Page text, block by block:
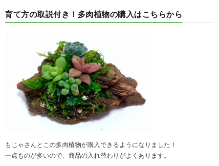
育て方の取説付き！多肉植物の購入はこちらから
もじゃさんとこの多肉植物が購入できるようになりました！
一点ものが多いので、商品の入れ替わりがよくあります。